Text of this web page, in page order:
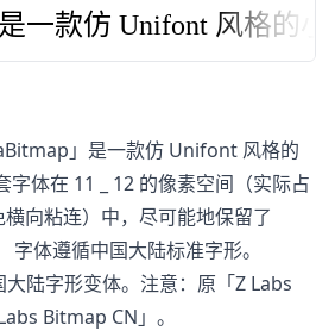
一款仿 Unifont 风格的
」是一款仿 Unifont 风格的
字体在 11 _ 12 的像素空间（实际占
向粘连）中，尽可能地保留了
体遵循中国大陆标准字形。
陆字形变体。注意：原「Z Labs
Bitmap CN」。